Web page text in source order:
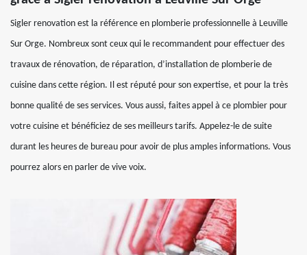
Sigler renovation est la référence en plomberie professionnelle à Leuville
Sur Orge. Nombreux sont ceux qui le recommandent pour effectuer des
travaux de rénovation, de réparation, d’installation de plomberie de
cuisine dans cette région. Il est réputé pour son expertise, et pour la très
bonne qualité de ses services. Vous aussi, faites appel à ce plombier pour
votre cuisine et bénéficiez de ses meilleurs tarifs. Appelez-le de suite
durant les heures de bureau pour avoir de plus amples informations. Vous
pourrez alors en parler de vive voix.